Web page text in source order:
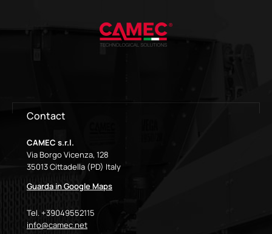
Contact
CAMEC s.r.l.
Via Borgo Vicenza, 128
35013 Cittadella (PD) Italy
Guarda in Google Maps
Tel. +39049552115
info@camec.net